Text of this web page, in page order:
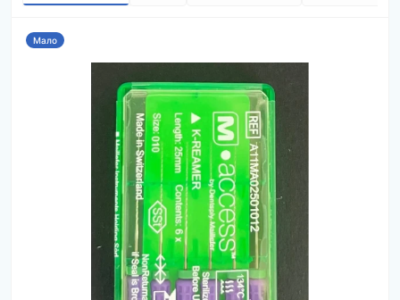
Мало